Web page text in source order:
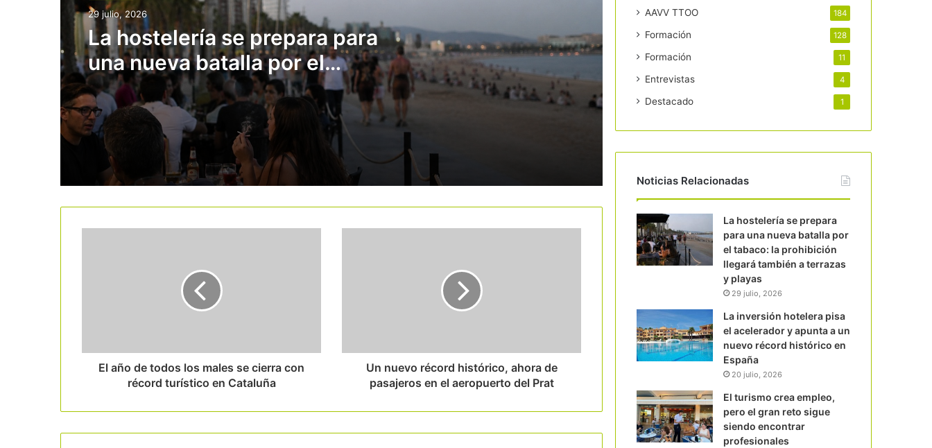
29 julio, 2026
La hostelería se prepara para
una nueva batalla por el
tabaco: la prohibición llegará
también a terrazas y playas
reclamaciones del sector turístico
El debate sobre el IVA turístico alarma
al sector
educativo catalán
La nueva patronal FOET incorpora al
Estado no tiene competencia para
Anuncio de un paquete de 15 millones
El año de todos los males se cierra con
récord turístico en Cataluña
Un nuevo récord histórico, ahora de
pasajeros en el aeropuerto del Prat
AAVV TTOO 184
Formación 128
Formación 11
Entrevistas 4
Destacado 1
Noticias Relacionadas
La hostelería se prepara
para una nueva batalla por
el tabaco: la prohibición
llegará también a terrazas
y playas
29 julio, 2026
La inversión hotelera pisa
el acelerador y apunta a un
nuevo récord histórico en
España
20 julio, 2026
El turismo crea empleo,
pero el gran reto sigue
siendo encontrar
profesionales